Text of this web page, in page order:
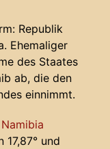
Republik
Ehemaliger
des Staates
ab, die den
einnimmt.
und